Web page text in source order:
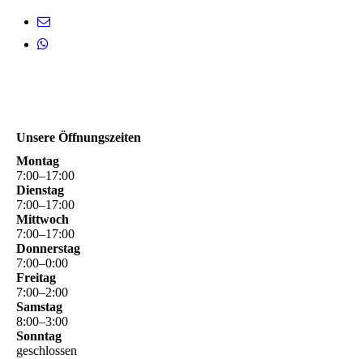
Unsere Öffnungszeiten
Montag
7:00–17:00
Dienstag
7:00–17:00
Mittwoch
7:00–17:00
Donnerstag
7:00–0:00
Freitag
7:00–2:00
Samstag
8:00–3:00
Sonntag
geschlossen